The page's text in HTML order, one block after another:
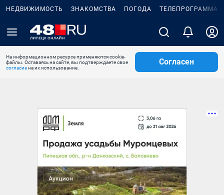
НЕДВИЖИМОСТЬ ЗНАКОМСТВА ПОГОДА ТЕЛЕПРОГРАММА
На информационном ресурсе применяются cookie-
файлы. Оставаясь на сайте, вы подтверждаете свое
согласиена их использование.
Согласен